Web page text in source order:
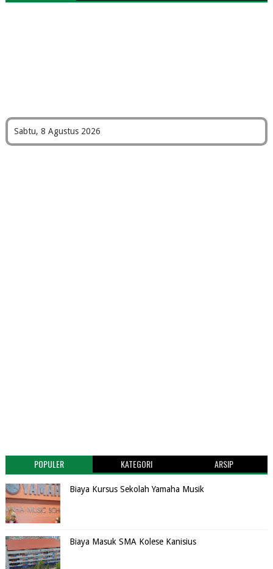
Sabtu, 8 Agustus 2026
POPULER KATEGORI ARSIP
Biaya Kursus Sekolah Yamaha Musik
Biaya Masuk SMA Kolese Kanisius